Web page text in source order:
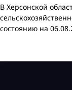
В Херсонской
состоянию на